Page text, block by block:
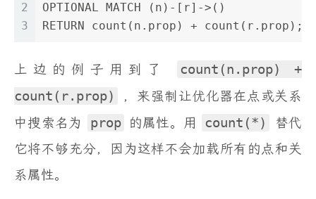
2
3
OPTIONAL MATCH (n)-[r]->()
RETURN count(n.prop) + count(r.prop);
上边的例子用到了
count(n.prop) +
count(r.prop)
，来强制让优化器在点或关系
中搜索名为
prop 的属性。用 count(*)
替代
它将不够充分，因为这样不会加载所有的点和关
系属性。